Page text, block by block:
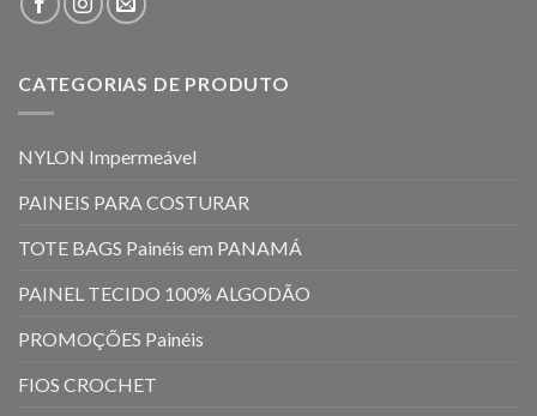
CATEGORIAS DE PRODUTO
NYLON Impermeável
PAINEIS PARA COSTURAR
TOTE BAGS Painéis em PANAMÁ
PAINEL TECIDO 100% ALGODÃO
PROMOÇÕES Painéis
FIOS CROCHET